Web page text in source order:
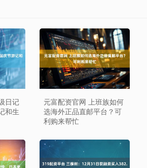
日记
和生
元富配资官网 上班族如何
选海外正品直邮平台？可
利购来帮忙